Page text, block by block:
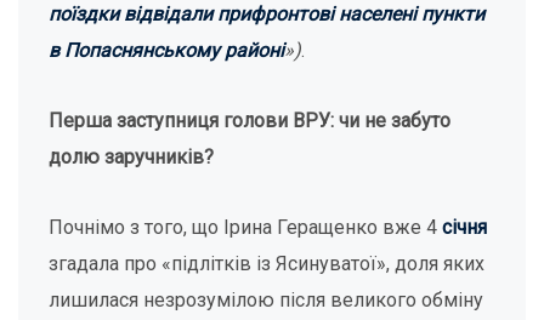
поїздки відвідали прифронтові населені пункти
в Попаснянському районі»).
Перша заступниця голови ВРУ: чи не забуто
долю заручників?
Почнімо з того, що Ірина Геращенко вже 4 січня
згадала про «підлітків із Ясинуватої», доля яких
лишилася незрозумілою після великого обміну